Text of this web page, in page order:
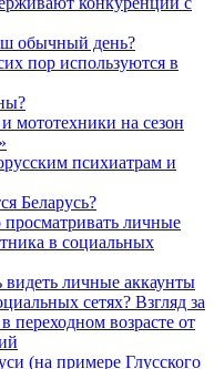
обычный день?
пор используются в
мототехники на сезон
психиатрам и
Беларусь?
личные
в социальных
личные аккаунты
сетях? Взгляд за
переходном возрасте от
(на примере Глусского